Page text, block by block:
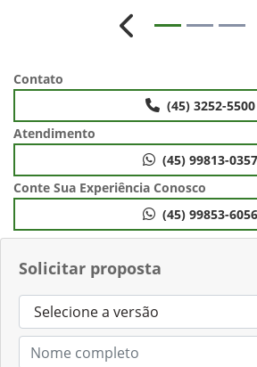
Solicitar proposta
Anterior
Contato
(45) 3252-5500
Atendimento
(45) 99813-0357
Conte Sua Experiência Conosco
(45) 99853-6056